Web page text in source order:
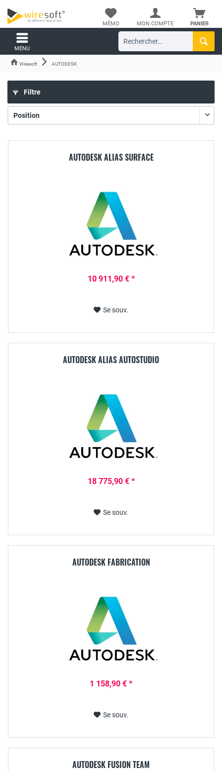
PANIER
MÉMO MON COMPTE
MENU
Wiresoft AUTODESK
Filtre
AUTODESK ALIAS SURFACE
10 911,90 € *
Se souv.
AUTODESK ALIAS AUTOSTUDIO
18 775,90 € *
Se souv.
AUTODESK FABRICATION
1 158,90 € *
Se souv.
AUTODESK FUSION TEAM